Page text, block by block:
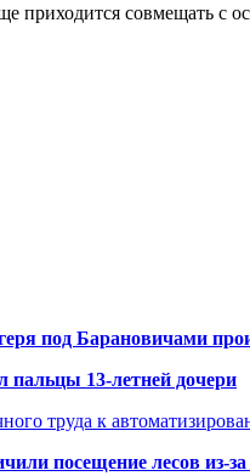
приходится совмещать с
под Барановичами
пальцы 13-летней дочери
труда к
посещение лесов из-